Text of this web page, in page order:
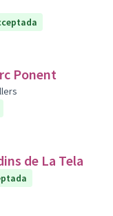
Ponent
de La Tela